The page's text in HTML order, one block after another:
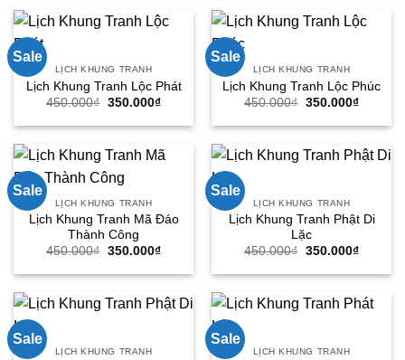
Sale
LỊCH KHUNG TRANH
Lịch Khung Tranh Lộc Phát
450.000₫ Giá
là:
350.000₫Giá
tại
350.000₫.
Sale
LỊCH KHUNG TRANH
Lịch Khung Tranh Lộc Phúc
450.000₫ Giá
là:
350.000₫Giá
tại
Sale
LỊCH KHUNG TRANH
Lịch Khung Tranh Mã Đáo
Thành Công
450.000₫ Giá
là:
350.000₫Giá
tại
350.000₫.
Sale
LỊCH KHUNG TRANH
Lịch Khung Tranh Phật Di
Lặc
450.000₫ Giá
là:
350.000₫Giá
tại
Sale
LỊCH KHUNG TRANH
Sale
LỊCH KHUNG TRANH